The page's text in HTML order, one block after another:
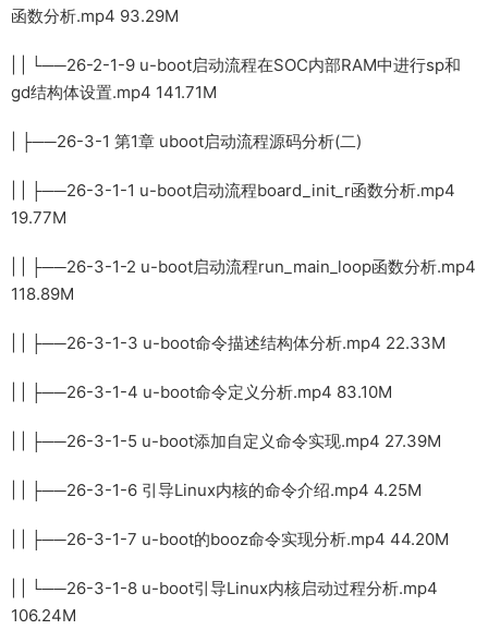
函数分析.mp4 93.29M
| | └──26-2-1-9 u-boot启动流程在SOC内部RAM中进行sp和
gd结构体设置.mp4 141.71M
| ├──26-3-1 第1章 uboot启动流程源码分析(二)
| | ├──26-3-1-1 u-boot启动流程board_init_r函数分析.mp4
19.77M
| | ├──26-3-1-2 u-boot启动流程run_main_loop函数分析.mp4
118.89M
| | ├──26-3-1-3 u-boot命令描述结构体分析.mp4 22.33M
| | ├──26-3-1-4 u-boot命令定义分析.mp4 83.10M
| | ├──26-3-1-5 u-boot添加自定义命令实现.mp4 27.39M
| | ├──26-3-1-6 引导Linux内核的命令介绍.mp4 4.25M
| | ├──26-3-1-7 u-boot的booz命令实现分析.mp4 44.20M
| | └──26-3-1-8 u-boot引导Linux内核启动过程分析.mp4
106.24M